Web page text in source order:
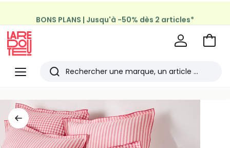
BONS PLANS | Jusqu'à -50% dès 2 articles*
Menu
Redoute
Rechercher
derniers
articles
consultés
Aller